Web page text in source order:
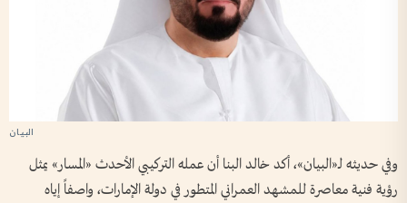
وفي حديثه لـ«البيان»، أكد خالد البنا أن عمله التركيبي الأحدث «المسار» يمثل
رؤية فنية معاصرة للمشهد العمراني المتطور في دولة الإمارات، واصفاً إياه